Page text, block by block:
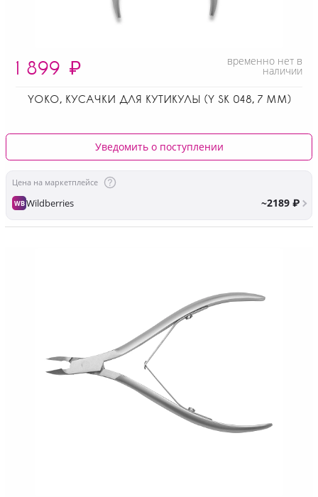
1 899 ₽ временно нет в
наличии
YOKO, КУСАЧКИ ДЛЯ КУТИКУЛЫ (Y SK 048, 7 ММ)
Уведомить о поступлении
Цена на маркетплейсе
WBWildberries ~2189 ₽